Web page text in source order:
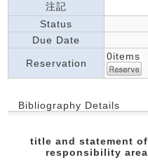
注記
Status
Due Date
Reservation
0items
Bibliography Details
title and statement of
responsibility area